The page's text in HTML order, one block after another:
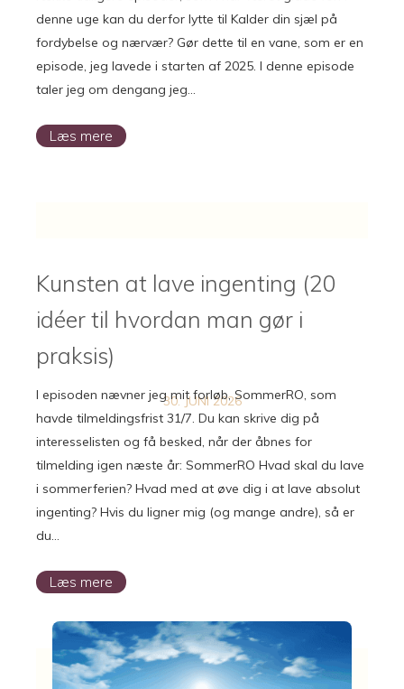
denne uge kan du derfor lytte til Kalder din sjæl på
fordybelse og nærvær? Gør dette til en vane, som er en
episode, jeg lavede i starten af 2025. I denne episode
taler jeg om dengang jeg…
Læs mere
Kunsten at lave ingenting (20
idéer til hvordan man gør i
praksis)
30. JUNI 2026
I episoden nævner jeg mit forløb, SommerRO, som
havde tilmeldingsfrist 31/7. Du kan skrive dig på
interesselisten og få besked, når der åbnes for
tilmelding igen næste år: SommerRO Hvad skal du lave
i sommerferien? Hvad med at øve dig i at lave absolut
ingenting? Hvis du ligner mig (og mange andre), så er
du…
Læs mere